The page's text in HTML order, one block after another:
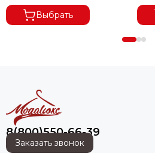
Выбрать
8(800)550-66-39
Заказать звонок